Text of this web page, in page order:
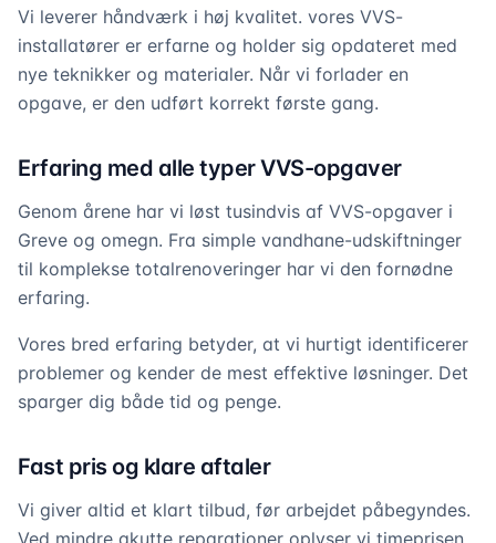
Vi leverer håndværk i høj kvalitet. vores VVS-
installatører er erfarne og holder sig opdateret med
nye teknikker og materialer. Når vi forlader en
opgave, er den udført korrekt første gang.
Erfaring med alle typer VVS-opgaver
Genom årene har vi løst tusindvis af VVS-opgaver i
Greve og omegn. Fra simple vandhane-udskiftninger
til komplekse totalrenoveringer har vi den fornødne
erfaring.
Vores bred erfaring betyder, at vi hurtigt identificerer
problemer og kender de mest effektive løsninger. Det
sparger dig både tid og penge.
Fast pris og klare aftaler
Vi giver altid et klart tilbud, før arbejdet påbegyndes.
Ved mindre akutte reparationer oplyser vi timeprisen